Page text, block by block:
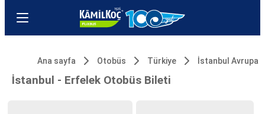
Ana sayfa Otobüs Türkiye İstanbul Avrupa
İstanbul - Erfelek Otobüs Bileti